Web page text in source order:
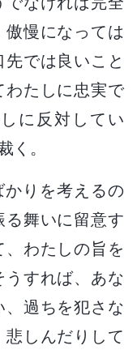
慢になっては
では良いこと
わたしに忠実で
に反対してい
く。
りを考えるの
舞いに留意す
わたしの旨を
すれば、あな
過ちを犯さな
悲しんだりして